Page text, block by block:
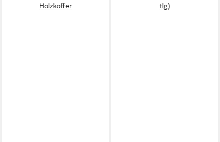
Holzkoffer
tlg)